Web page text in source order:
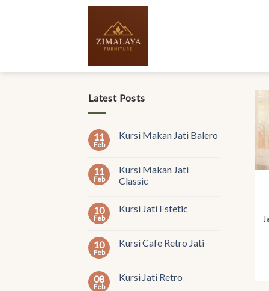
Latest Posts
11
Feb
Kursi Makan Jati Balero
11
Feb
Kursi Makan Jati
Classic
10
Feb
Kursi Jati Estetic
10
Feb
Kursi Cafe Retro Jati
08
Feb
Kursi Jati Retro